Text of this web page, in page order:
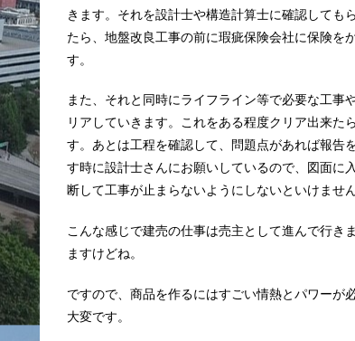
きます。それを設計士や構造計算士に確認しても
たら、地盤改良工事の前に瑕疵保険会社に保険を
す。
また、それと同時にライフライン等で必要な工事
リアしていきます。これをある程度クリア出来
す。あとは工程を確認して、問題点があれば報告
す時に設計士さんにお願いしているので、図面に
断して工事が止まらないようにしないといけません
こんな感じで建売の仕事は売主として進んで行き
ますけどね。
ですので、商品を作るにはすごい情熱とパワーが
大変です。